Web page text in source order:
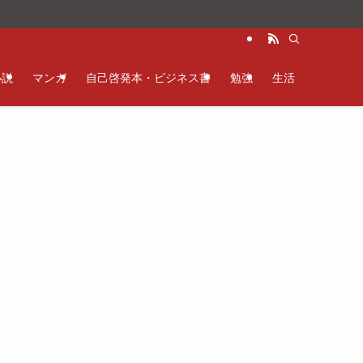
マンガ 自己啓発本・ビジネス書 勉強 生活